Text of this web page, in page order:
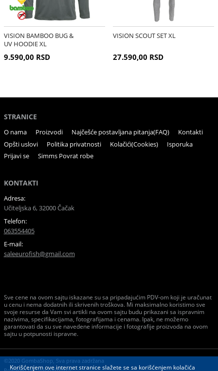
VISION BAMBOO BUG &
UV HOODIE XL
9.590,00 RSD
VISION SCOUT SET XL
27.590,00 RSD
STRANICE
O nama Proizvodi Najčešće postavljana pitanja(FAQ)
Kontakti
Opšti uslovi
Politika privatnosti Kolačići(Cookies)
Isporuka
Prijavi se
Simms Povrat robe
KONTAKTI
Adresa:
Učiteljska 6, 32000 Čačak
Telefon:
063554405
E-mail:
saleeurofish@gmail.com
Sve cene na ovom sajtu iskazane su sa pripadajućim PDV-om koji je uračunat
u cenu i nema dodatnih ili skrivenih troškova. Mi maksimalno koristimo sve
svoje resurse da Vam svi artikli na ovom sajtu budu prikazani sa ispravnim
nazivima, specifikacijama, fotografijama i cenama. Ipak, ne možemo
garantovati da su sve navedene informacije i fotografije proizvoda na ovom
sajtu u potpunosti ispravne.
©2020 GombaShop, Sva prava zadržana
Korišćenjem ove internet stranice slažete se sa korišćenjem kolačića